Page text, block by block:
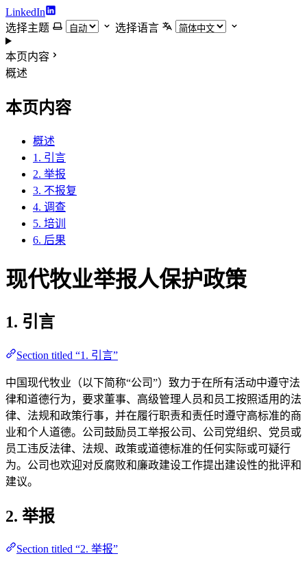
LinkedIn
选择主题
选择语言
本页内容
概述
本页内容
概述
1. 引言
2. 举报
3. 不报复
4. 调查
5. 培训
6. 后果
现代牧业举报人保护政策
1. 引言
Section titled “1. 引言”
中国现代牧业（以下简称“公司”）致力于在所有活动中遵守法
律和道德行为，要求董事、高级管理人员和员工按照适用的法
律、法规和政策行事，并在履行职责和责任时遵守高标准的商
业和个人道德。公司鼓励员工举报公司、公司党组织、党员或
员工违反法律、法规、政策或道德标准的任何实际或可疑行
为。公司也欢迎对反腐败和廉政建设工作提出建设性的批评和
建议。
2. 举报
Section titled “2. 举报”